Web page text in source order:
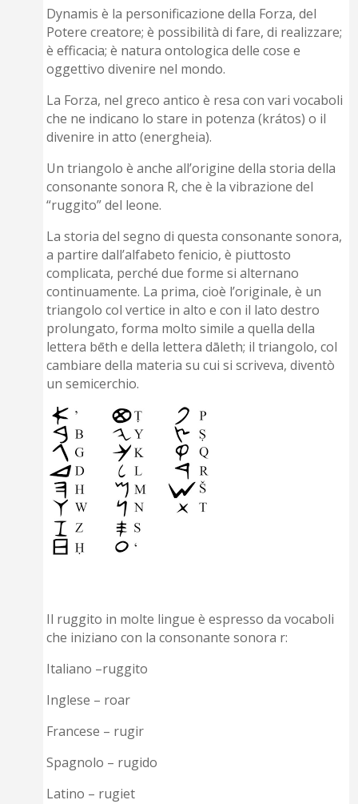
Dynamis è la personificazione della Forza, del
Potere creatore; è possibilità di fare, di realizzare;
è efficacia; è natura ontologica delle cose e
oggettivo divenire nel mondo.
La Forza, nel greco antico è resa con vari vocaboli
che ne indicano lo stare in potenza (krátos) o il
divenire in atto (energheia).
Un triangolo è anche all’origine della storia della
consonante sonora R, che è la vibrazione del
“ruggito” del leone.
La storia del segno di questa consonante sonora,
a partire dall’alfabeto fenicio, è piuttosto
complicata, perché due forme si alternano
continuamente. La prima, cioè l’originale, è un
triangolo col vertice in alto e con il lato destro
prolungato, forma molto simile a quella della
lettera bēth e della lettera dāleth; il triangolo, col
cambiare della materia su cui si scriveva, diventò
un semicerchio.
Il ruggito in molte lingue è espresso da vocaboli
che iniziano con la consonante sonora r:
Italiano –ruggito
Inglese – roar
Francese – rugir
Spagnolo – rugido
Latino – rugiet